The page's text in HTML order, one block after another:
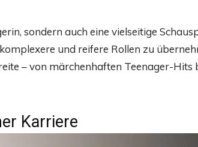
sondern auch eine vielseitige
und reifere Rollen zu
– von märchenhaften Teenager-Hits
Karriere